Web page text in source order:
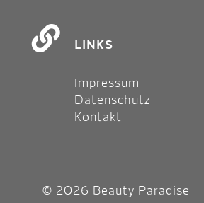
LINKS
Impressum
Datenschutz
Kontakt
© 2026 Beauty Paradise